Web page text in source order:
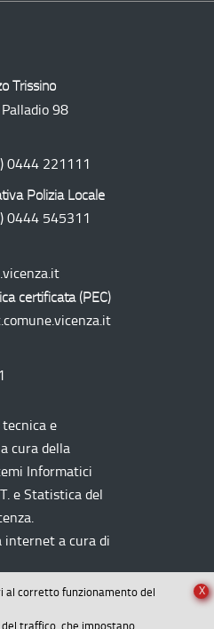
al corretto funzionamento del
traffico, che impostano
X
Trissino
98
0444 221111
Polizia Locale
0444 545311
certificata (PEC)
tecnica e
cura della
Informatici
e Statistica del
a cura di